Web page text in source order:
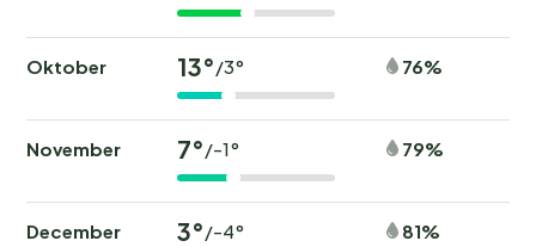
Oktober 13°/3° 76%
November 7°/-1° 79%
December 3°/-4° 81%